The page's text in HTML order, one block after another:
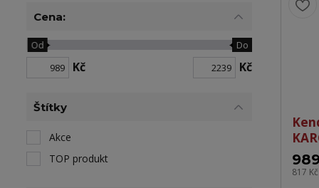
817 Kč
Cena:
Kč
Od Do
Kč
Štítky
Akce
TOP produkt